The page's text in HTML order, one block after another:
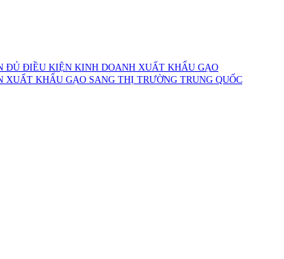
ĐỦ ĐIỀU KIỆN KINH DOANH XUẤT KHẨU GẠO
XUẤT KHẨU GẠO SANG THỊ TRƯỜNG TRUNG QUỐC